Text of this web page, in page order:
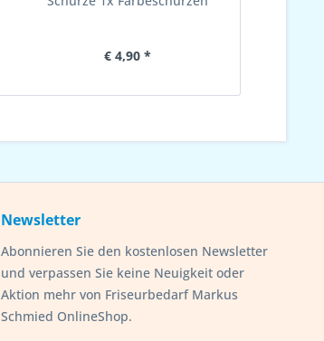
€ 4,90 *
Newsletter
Abonnieren Sie den kostenlosen Newsletter
und verpassen Sie keine Neuigkeit oder
Aktion mehr von Friseurbedarf Markus
Schmied OnlineShop.